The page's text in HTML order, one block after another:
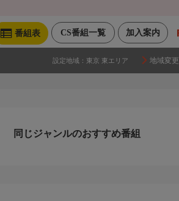
加入案内
CS番組一覧
番組表
設定地域： 東京 東エリア 地域変更
同じジャンルのおすすめ番組